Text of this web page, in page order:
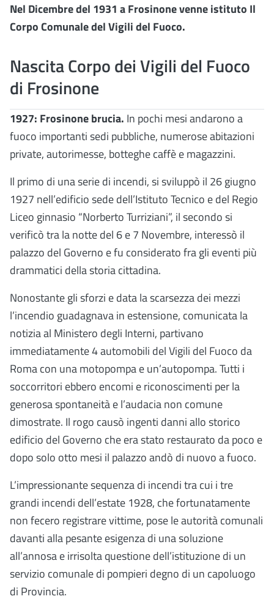
Nel Dicembre del 1931 a Frosinone venne istituto Il
Corpo Comunale del Vigili del Fuoco.
Nascita Corpo dei Vigili del Fuoco
di Frosinone
1927: Frosinone brucia. In pochi mesi andarono a
fuoco importanti sedi pubbliche, numerose abitazioni
private, autorimesse, botteghe caffè e magazzini.
Il primo di una serie di incendi, si sviluppò il 26 giugno
1927 nell’edificio sede dell’Istituto Tecnico e del Regio
Liceo ginnasio “Norberto Turriziani”, il secondo si
verificò tra la notte del 6 e 7 Novembre, interessò il
palazzo del Governo e fu considerato fra gli eventi più
drammatici della storia cittadina.
Nonostante gli sforzi e data la scarsezza dei mezzi
l’incendio guadagnava in estensione, comunicata la
notizia al Ministero degli Interni, partivano
immediatamente 4 automobili del Vigili del Fuoco da
Roma con una motopompa e un’autopompa. Tutti i
soccorritori ebbero encomi e riconoscimenti per la
generosa spontaneità e l’audacia non comune
dimostrate. Il rogo causò ingenti danni allo storico
edificio del Governo che era stato restaurato da poco e
dopo solo otto mesi il palazzo andò di nuovo a fuoco.
L’impressionante sequenza di incendi tra cui i tre
grandi incendi dell’estate 1928, che fortunatamente
non fecero registrare vittime, pose le autorità comunali
davanti alla pesante esigenza di una soluzione
all’annosa e irrisolta questione dell’istituzione di un
servizio comunale di pompieri degno di un capoluogo
di Provincia.